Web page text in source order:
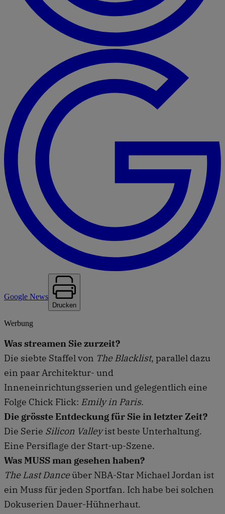
Google News
Drucken
Werbung
Was streamen Sie zurzeit?
Die siebte Staffel von The Blacklist, parallel dazu
ein paar Architektur- und
Inneneinrichtungsserien und gelegentlich eine
Folge Chick Flick: Emily in Paris.
Die grösste Entdeckung für Sie in letzter Zeit?
Die Serie Silicon Valleyist beste Unterhaltung.
Eine Persiflage der Start-up-Szene.
Was MUSS man gesehen haben?
The Last Danceüber NBA-Star Michael Jordan ist
ein Muss für jeden Sportfan. Ich habe bei solchen
Dokuserien Dauer-Hühnerhaut.